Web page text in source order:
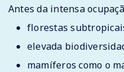
Antes da intensa
florestas
elevada
mamíferos como o